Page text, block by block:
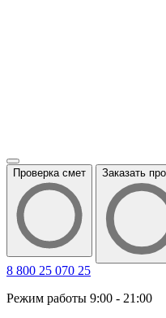
Проверка смет Заказать
8 800 25 070 25
Режим работы 9:00 - 21:00